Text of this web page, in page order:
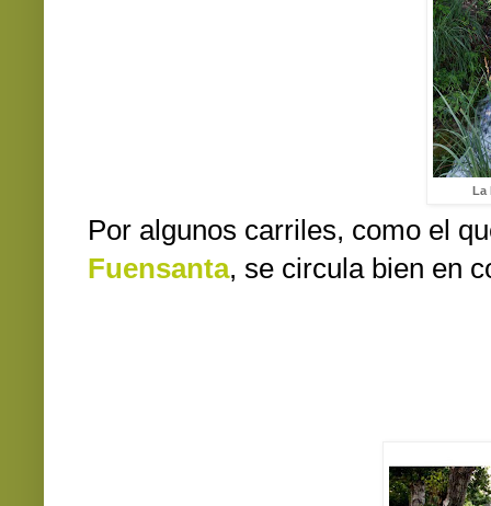
La
Por algunos carriles, como el
Fuensanta, se circula bien en